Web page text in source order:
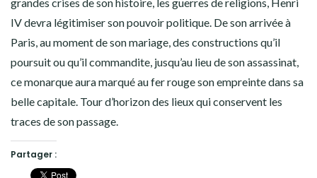
IV devra légitimiser son pouvoir politique. De son arrivée à
Paris, au moment de son mariage, des constructions qu’il
poursuit ou qu’il commandite, jusqu’au lieu de son assassinat,
ce monarque aura marqué au fer rouge son empreinte dans sa
belle capitale. Tour d’horizon des lieux qui conservent les
traces de son passage.
Partager :